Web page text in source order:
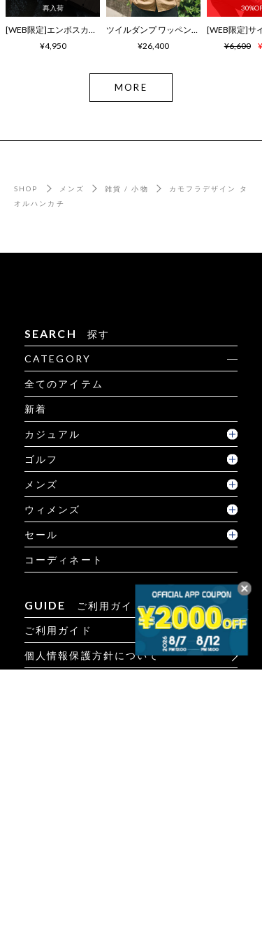
再入荷
[WEB限定]エンボスカラーロゴ シャワーサンダル
¥4,950
ツイルダンプ ワッペン刺繍ワッシャーシャツ
¥26,400
¥6,600
MORE
SHOP メンズ 雑貨 / 小物
カモフラデザイン タ
オルハンカチ
SEARCH 探す
CATEGORY
全てのアイテム
新着
カジュアル
ゴルフ
メンズ
ウィメンズ
セール
コーディネート
GUIDE ご利用ガイド
ご利用ガイド
個人情報保護方針について